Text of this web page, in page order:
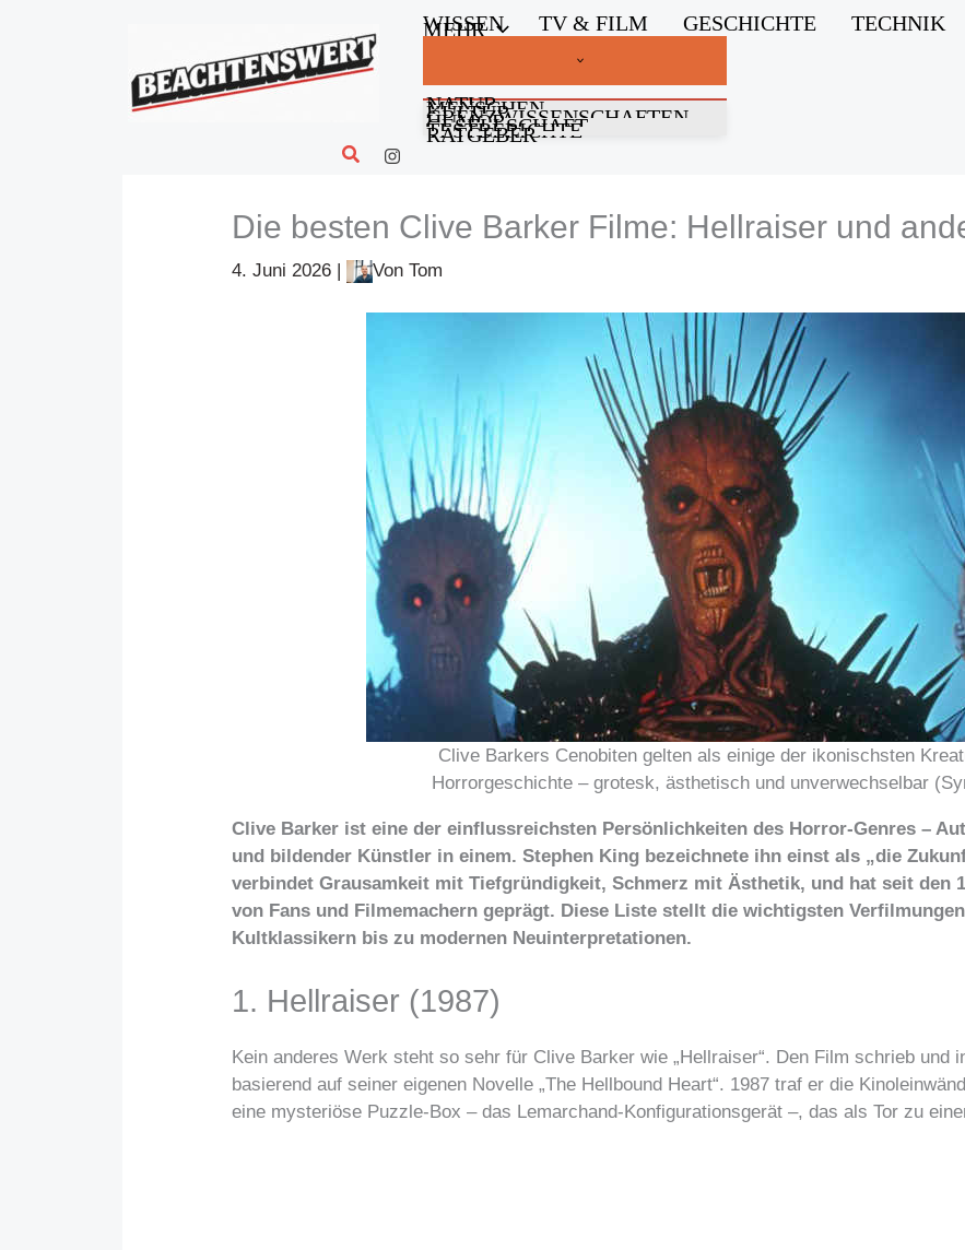
WISSEN TV & FILM GESCHICHTE TECHNIK
MEHR
NATUR
MENSCHEN
KULTUR
GRENZWISSENSCHAFTEN
HUMOR
GESELLSCHAFT
TESTBERICHTE
RATGEBER
Suchen
Die besten Clive Barker Filme: Hellraiser und
4. Juni 2026 | Von Tom
Clive Barkers Cenobiten gelten als einige der ikonischsten
Horrorgeschichte – grotesk, ästhetisch und unverwechselbar
Clive Barker ist eine der einflussreichsten Persönlichkeiten des Horror-Genres –
und bildender Künstler in einem. Stephen King bezeichnete ihn einst als „die
verbindet Grausamkeit mit Tiefgründigkeit, Schmerz mit Ästhetik, und hat seit den
von Fans und Filmemachern geprägt. Diese Liste stellt die wichtigsten
Kultklassikern bis zu modernen Neuinterpretationen.
1. Hellraiser (1987)
Kein anderes Werk steht so sehr für Clive Barker wie „Hellraiser“. Den Film schrieb und
basierend auf seiner eigenen Novelle „The Hellbound Heart“. 1987 traf er die
eine mysteriöse Puzzle-Box – das Lemarchand-Konfigurationsgerät –, das als Tor zu